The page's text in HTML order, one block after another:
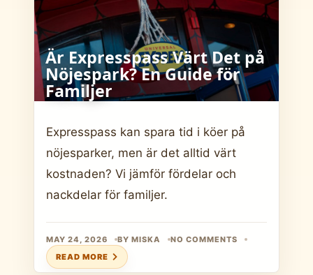
Är Expresspass Värt Det på
Nöjespark? En Guide för
Familjer
Expresspass kan spara tid i köer på
nöjesparker, men är det alltid värt
kostnaden? Vi jämför fördelar och
nackdelar för familjer.
MAY 24, 2026 BY MISKA
NO COMMENTS
READ MORE